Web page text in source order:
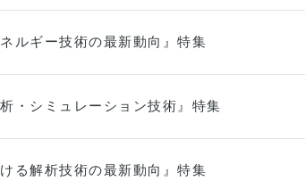
ネルギー技術の最新動向』特集
析・シミュレーション技術』特集
ける解析技術の最新動向』特集